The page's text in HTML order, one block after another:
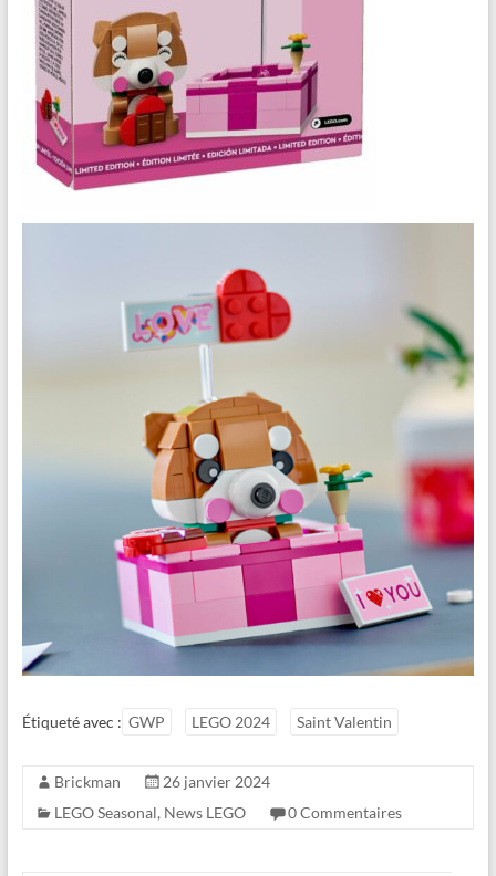
Étiqueté avec : GWP LEGO 2024 Saint Valentin
Brickman
26 janvier 2024
LEGO Seasonal, News LEGO 0 Commentaires